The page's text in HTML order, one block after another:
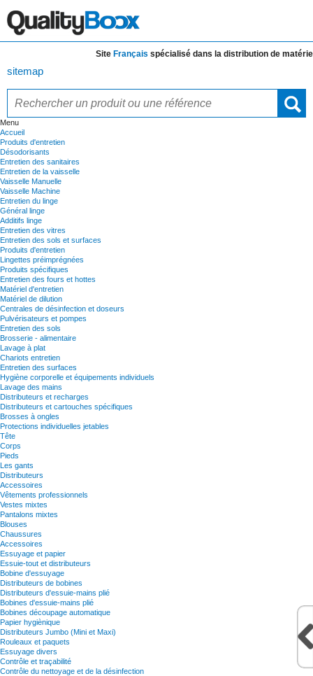
SiteFrançaisspécialisé dans la distribution de matériels
sitemap
Menu
Accueil
Produits d'entretien
Désodorisants
Entretien des sanitaires
Entretien de la vaisselle
Vaisselle Manuelle
Vaisselle Machine
Entretien du linge
Général linge
Additifs linge
Entretien des vitres
Entretien des sols et surfaces
Produits d'entretien
Lingettes préimprégnées
Produits spécifiques
Entretien des fours et hottes
Matériel d'entretien
Matériel de dilution
Centrales de désinfection et doseurs
Pulvérisateurs et pompes
Entretien des sols
Brosserie - alimentaire
Lavage à plat
Chariots entretien
Entretien des surfaces
Hygiène corporelle et équipements individuels
Lavage des mains
Distributeurs et recharges
Distributeurs et cartouches spécifiques
Brosses à ongles
Protections individuelles jetables
Tête
Corps
Pieds
Les gants
Distributeurs
Accessoires
Vêtements professionnels
Vestes mixtes
Pantalons mixtes
Blouses
Chaussures
Accessoires
Essuyage et papier
Essuie-tout et distributeurs
Bobine d'essuyage
Distributeurs de bobines
Distributeurs d'essuie-mains plié
Bobines d'essuie-mains plié
Bobines découpage automatique
Papier hygiènique
Distributeurs Jumbo (Mini et Maxi)
Rouleaux et paquets
Essuyage divers
Contrôle et traçabilité
Contrôle du nettoyage et de la désinfection